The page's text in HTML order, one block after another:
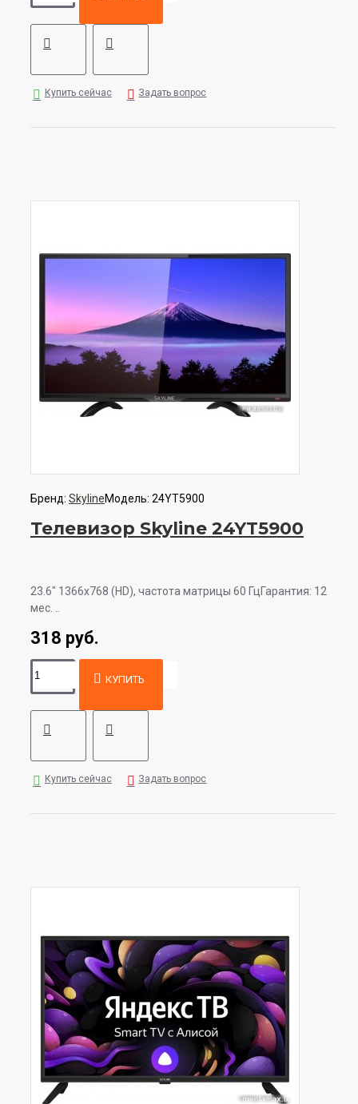
Купить сейчас Задать вопрос
Бренд: SkylineМодель: 24YT5900
Телевизор Skyline 24YT5900
23.6" 1366x768 (HD), частота матрицы 60 ГцГарантия: 12
мес. ..
318 руб.
КУПИТЬ
Купить сейчас Задать вопрос